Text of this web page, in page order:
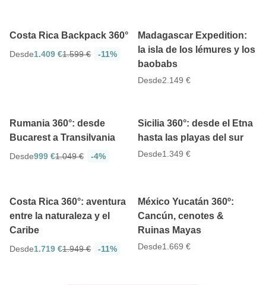
Costa Rica Backpack 360°
Desde1.409 €1.599 € -11%
Madagascar Expedition:
la isla de los lémures y los
baobabs
Desde2.149 €
Rumania 360°: desde
Bucarest a Transilvania
Desde999 €1.049 € -4%
Sicilia 360°: desde el Etna
hasta las playas del sur
Desde1.349 €
Costa Rica 360°: aventura
entre la naturaleza y el
Caribe
Desde1.719 €1.949 € -11%
México Yucatán 360º:
Cancún, cenotes &
Ruinas Mayas
Desde1.669 €